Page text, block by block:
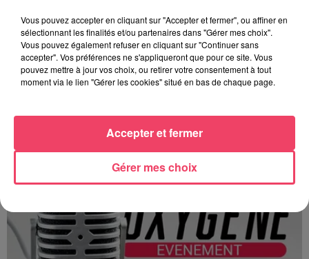
Vous pouvez accepter en cliquant sur "Accepter et fermer", ou affiner en
sélectionnant les finalités et/ou partenaires dans "Gérer mes choix".
Vous pouvez également refuser en cliquant sur "Continuer sans
accepter". Vos préférences ne s'appliqueront que pour ce site. Vous
pouvez mettre à jour vos choix, ou retirer votre consentement à tout
moment via le lien "Gérer les cookies" situé en bas de chaque page.
Gérer mes choix
Accepter et fermer